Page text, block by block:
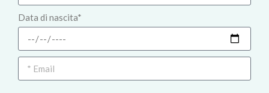
Data di nascita*